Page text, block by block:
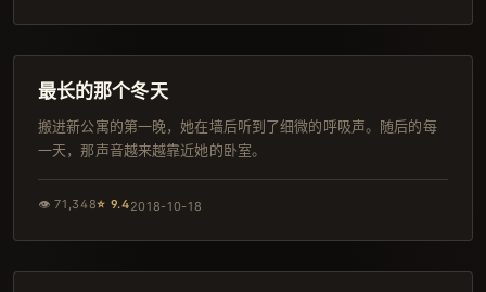
韩剧
最长的那个冬天
搬进新公寓的第一晚，她在墙后听到了细微的呼吸声。随后的每
一天，那声音越来越靠近她的卧室。
👁71,348⭐ 9.42018-10-18